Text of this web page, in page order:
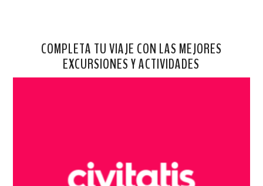
COMPLETA TU VIAJE CON LAS MEJORES
EXCURSIONES Y ACTIVIDADES